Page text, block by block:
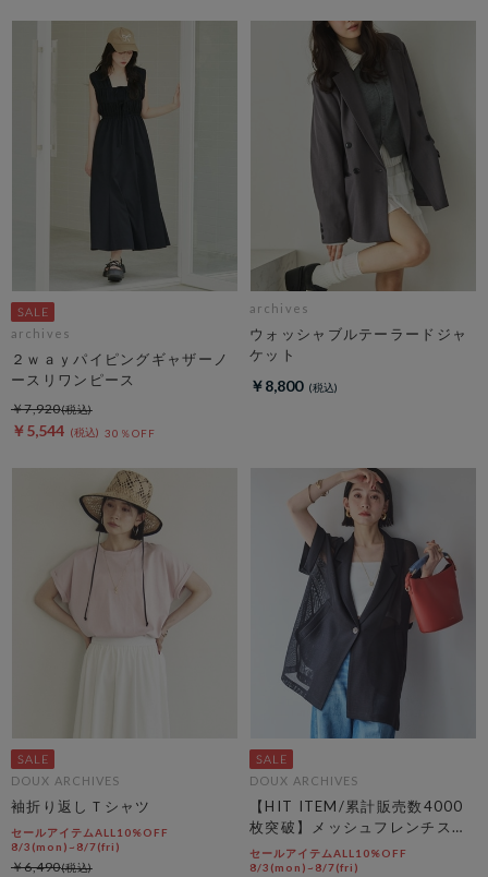
archives
２ｗａｙパイピングギャザーノ
ースリワンピース
￥5,544 30％OFF
￥7,920
archives
ウォッシャブルテーラードジャ
ケット
￥8,800
DOUX ARCHIVES
袖折り返しＴシャツ
セールアイテムALL10%OFF
8/3(mon)~8/7(fri)
￥6,490
DOUX ARCHIVES
【HIT ITEM/累計販売数4000
枚突破】メッシュフレンチスリ
ーブジャケット／
セールアイテムALL10%OFF
8/3(mon)~8/7(fri)